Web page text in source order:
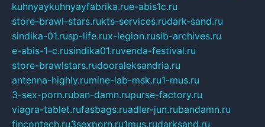
kuhnyaykuhnyayfabrika.rue-abis1c.ru
store-brawl-stars.rukts-services.rudark-sand.ru
sindika-01.rusp-life.rux-legion.rusib-archives.ru
e-abis-1-c.rusindika01.ruvenda-festival.ru
store-brawlstars.rudooraleksandria.ru
antenna-highly.rumine-lab-msk.ru1-mus.ru
3-sex-porn.ruban-damn.rupurse-factory.ru
viagra-tablet.rufasbags.ruadler-jun.rubandamn.ru
fincontech.ru3sexporn.ru1mus.rudarksand.ru